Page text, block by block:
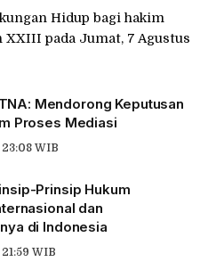
Hidup bagi hakim
pada Jumat, 7 Agustus
Mendorong Keputusan
Proses Mediasi
WIB
Prinsip Hukum
dan
di Indonesia
WIB